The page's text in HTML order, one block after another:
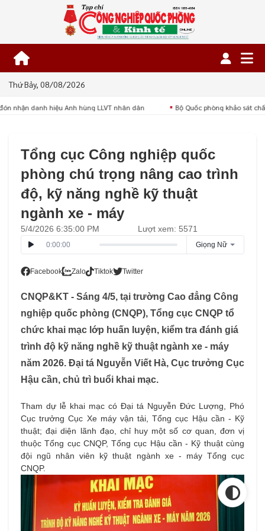
Thứ Bảy, 08/08/2026
nhận danh hiệu Anh hùng LLVT nhân dân ■ Bộ Quốc phòng khảo sát
Tổng cục Công nghiệp quốc
phòng chú trọng nâng cao trình
độ, kỹ năng nghề kỹ thuật
ngành xe - máy
5/4/2026 6:35:00 PM
0:00:00 Giọng Nữ
Lượt xem: 5571
Facebook Zalo Tiktok Twitter
CNQP&KT - Sáng 4/5, tại trường Cao đẳng Công
nghiệp quốc phòng (CNQP), Tổng cục CNQP tổ
chức khai mạc lớp huấn luyện, kiểm tra đánh giá
trình độ kỹ năng nghề kỹ thuật ngành xe - máy
năm 2026. Đại tá Nguyễn Viết Hà, Cục trưởng Cục
Hậu cần, chủ trì buổi khai mạc.
Tham dự lễ khai mạc có Đại tá Nguyễn Đức Lượng, Phó
Cục trưởng Cục Xe máy vận tải, Tổng cục Hậu cần - Kỹ
thuật; đại diện lãnh đạo, chỉ huy một số cơ quan, đơn vị
thuộc Tổng cục CNQP, Tổng cục Hậu cần - Kỹ thuật cùng
đội ngũ nhân viên kỹ thuật ngành xe - máy Tổng cục
CNQP.